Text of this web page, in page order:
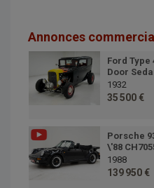
Annonces
Ford Type
Door
1932
35 500 €
Porsche
\'88
1988
139 950 €